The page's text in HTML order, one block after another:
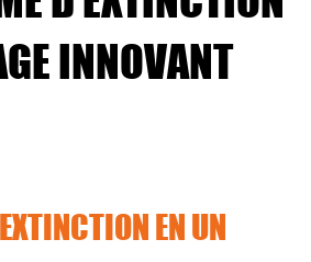
INNOVANT
EN UN